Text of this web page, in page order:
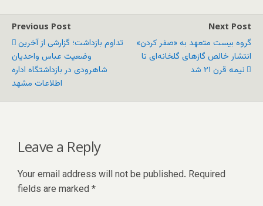
Previous Post
تداوم بازداشت؛ گزارشی از آخرین
وضعیت عباس واحدیان
شاهرودی در بازداشتگاه اداره
اطلاعات مشهد
Next Post
گروه بیست متعهد به «صفر کردن»
انتشار خالص گازهای گلخانه‌ای تا
نیمه قرن ۲۱ شد
Leave a Reply
Your email address will not be published. Required
fields are marked *